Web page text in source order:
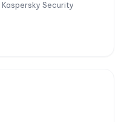
Kaspersky Security